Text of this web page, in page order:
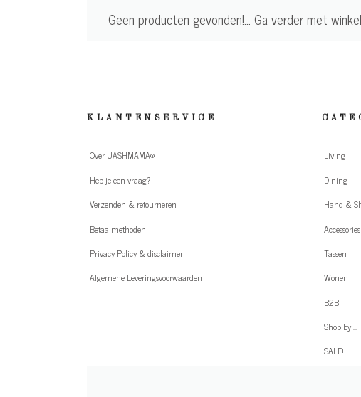
Geen producten gevonden!... Ga verder met
KLANTENSERVICE
Over UASHMAMA®
Heb je een vraag?
Verzenden & retourneren
Betaalmethoden
Privacy Policy & disclaimer
Algemene Leveringsvoorwaarden
Living
Dining
Hand &
Accessories
Tassen
Wonen
B2B
Shop by ...
SALE!